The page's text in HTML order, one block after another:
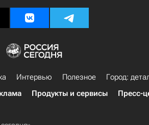
Интервью Полезное
Город:
Продукты и сервисы Пресс-